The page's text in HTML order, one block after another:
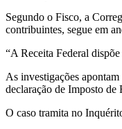
Segundo o Fisco, a
contribuintes, segue em
“A Receita Federal
As investigações
declaração de Imposto
O caso tramita no